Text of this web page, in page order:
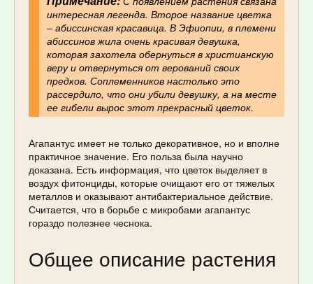
интересная легенда. Второе название цветка
– абиссинская красавица. В Эфиопии, в племени
абиссинов жила очень красивая девушка,
которая захотела обернуться в христианскую
веру и отвернуться от верований своих
предков. Соплеменников настолько это
рассердило, что они убили девушку, а на месте
ее гибели вырос этот прекрасный цветок.
Агапантус имеет не только декоративное, но и вполне
практичное значение. Его польза была научно
доказана. Есть информация, что цветок выделяет в
воздух фитонциды, которые очищают его от тяжелых
металлов и оказывают антибактериальное действие.
Считается, что в борьбе с микробами агапантус
гораздо полезнее чеснока.
Общее описание растения